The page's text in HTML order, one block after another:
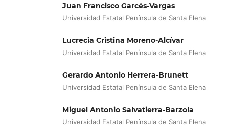
Juan Francisco Garcés-Vargas
Universidad Estatal Península de Santa Elena
Lucrecia Cristina Moreno-Alcívar
Universidad Estatal Península de Santa Elena
Gerardo Antonio Herrera-Brunett
Universidad Estatal Península de Santa Elena
Miguel Antonio Salvatierra-Barzola
Universidad Estatal Península de Santa Elena